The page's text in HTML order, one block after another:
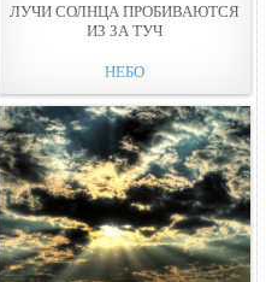
ЛУЧИ СОЛНЦА ПРОБИВАЮТСЯ
ИЗ ЗА ТУЧ
НЕБО